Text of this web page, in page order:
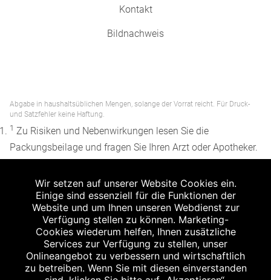
Kontakt
Bildnachweis
Abgabe in haushaltsüblichen Mengen, solange der Vorrat reicht. Für Druck-
und Satzfehler keine Haftung.
1 Zu Risiken und Nebenwirkungen lesen Sie die
Packungsbeilage und fragen Sie Ihren Arzt oder Apotheker.
Apothekenerstattungspreis (AEP). Der AEP ist keine
unverbindliche Preisempfehlung der Hersteller. Der AEP ist
ein von den Apotheken in Ansatz gebrachter Preis für
rezeptfreie Arzneimittel. Er entspricht in der Höhe dem für
Apotheken verbindlichen Abgabepreis, zu dem eine
Apotheke in bestimmten Fällen (z.B. bei Kindern unter 12
Wir setzen auf unserer Website Cookies ein.
Einige sind essenziell für die Funktionen der
Website und um Ihnen unseren Webdienst zur
Verfügung stellen zu können. Marketing-
Cookies wiederum helfen, Ihnen zusätzliche
Services zur Verfügung zu stellen, unser
Onlineangebot zu verbessern und wirtschaftlich
zu betreiben. Wenn Sie mit diesen einverstanden